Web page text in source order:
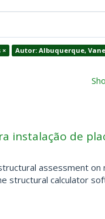
×
Autor: Albuquerque,
instalação de
assessment on
structural calculator